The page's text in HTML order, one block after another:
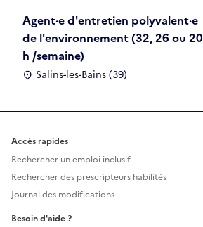
Agent·e d'entretien polyvalent·e
de l'environnement (32, 26 ou 20
h /semaine)
Salins-les-Bains (39)
Accès rapides
Rechercher un emploi inclusif
Rechercher des prescripteurs habilités
Journal des modifications
Besoin d'aide ?